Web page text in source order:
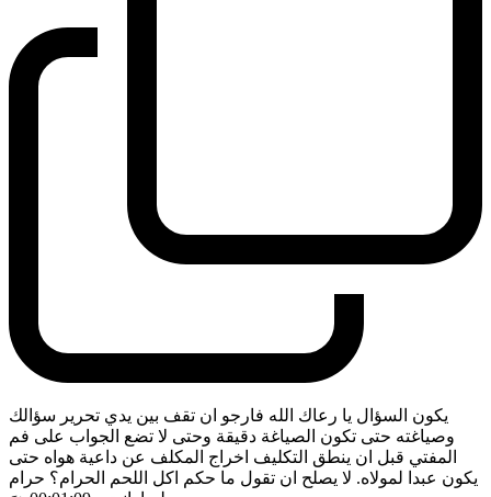
يكون السؤال يا رعاك الله فارجو ان تقف بين يدي تحرير سؤالك
وصياغته حتى تكون الصياغة دقيقة وحتى لا تضع الجواب على فم
المفتي قبل ان ينطق التكليف اخراج المكلف عن داعية هواه حتى
يكون عبدا لمولاه. لا يصلح ان تقول ما حكم اكل اللحم الحرام؟ حرام